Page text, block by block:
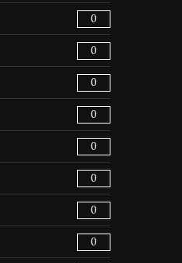
0
0
0
0
0
0
0
0